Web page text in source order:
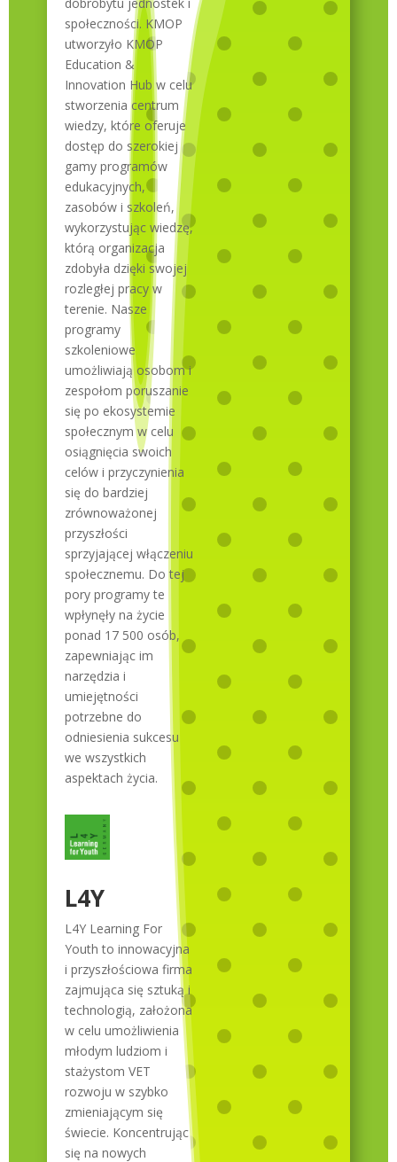
społeczności. KMOP
utworzyło KMOP
Education &
Innovation Hub w celu
stworzenia centrum
wiedzy, które oferuje
dostęp do szerokiej
gamy programów
edukacyjnych,
zasobów i szkoleń,
wykorzystując wiedzę,
którą organizacja
zdobyła dzięki swojej
rozległej pracy w
terenie. Nasze
programy
szkoleniowe
umożliwiają osobom i
zespołom poruszanie
się po ekosystemie
społecznym w celu
osiągnięcia swoich
celów i przyczynienia
się do bardziej
zrównoważonej
przyszłości
sprzyjającej włączeniu
społecznemu. Do tej
pory programy te
wpłynęły na życie
ponad 17 500 osób,
zapewniając im
narzędzia i
umiejętności
potrzebne do
odniesienia sukcesu
we wszystkich
aspektach życia.
L4Y
L4Y Learning For
Youth to innowacyjna
i przyszłościowa firma
zajmująca się sztuką i
technologią, założona
w celu umożliwienia
młodym ludziom i
stażystom VET
rozwoju w szybko
zmieniającym się
świecie. Koncentrując
się na nowych